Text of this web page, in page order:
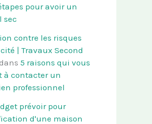
pour avoir un
sec
contre les risques
| Travaux Second
5 raisons qui vous
à contacter un
professionnel
prévoir pour
d'une maison